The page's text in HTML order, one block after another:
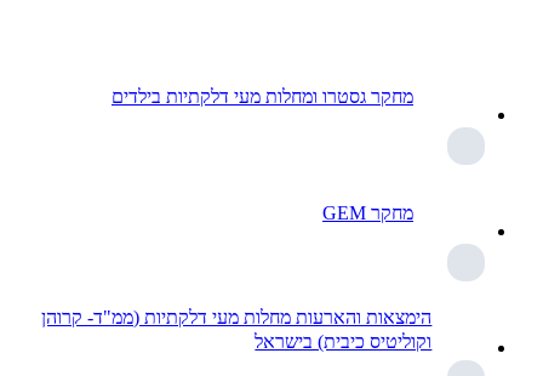
מחקר גסטרו ומחלות מעי דלקתיות בילדים
מחקר GEM
הימצאות והארעות מחלות מעי דלקתיות (ממ"ד- קרוהן
וקוליטיס כיבית) בישראל